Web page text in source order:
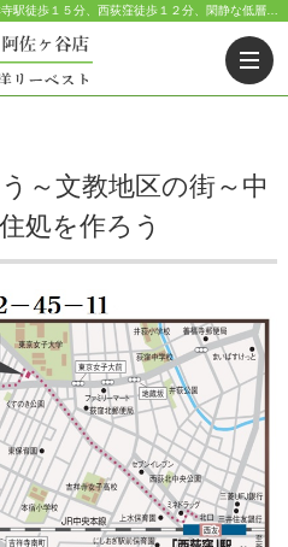
～文教地区の街～中
処を作ろう